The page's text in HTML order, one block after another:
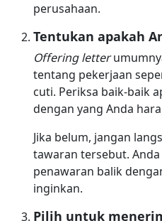
perusahaan.
Tentukan apakah
Offering letter
tentang pekerjaan
cuti. Periksa baik-baik
dengan yang Anda
Jika belum, jangan
tawaran tersebut.
penawaran balik
inginkan.
Pilih untuk